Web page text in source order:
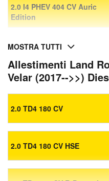
2.0 I4 PHEV 404 CV Auric
Edition
MOSTRA TUTTI
Allestimenti Land
Velar (2017-->>)
2.0 TD4 180 CV
2.0 TD4 180 CV HSE